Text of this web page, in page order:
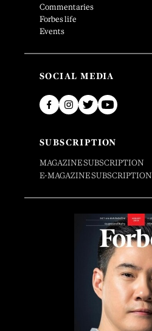
Commentaries
Forbes life
Events
SOCIAL MEDIA
SUBSCRIPTION
MAGAZINE SUBSCRIPTION
E-MAGAZINE SUBSCRIPTION